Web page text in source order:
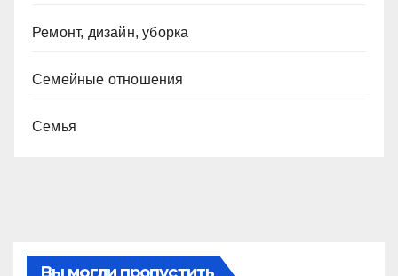
Ремонт, дизайн, уборка
Семейные отношения
Семья
Вы могли пропустить